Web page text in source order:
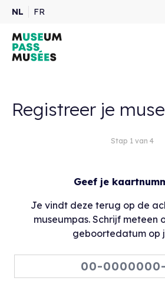
NL FR
Registreer je
Stap 1 van 4
Geef je
Je vindt deze terug op de
museumpas. Schrijf meteen
geboortedatum op